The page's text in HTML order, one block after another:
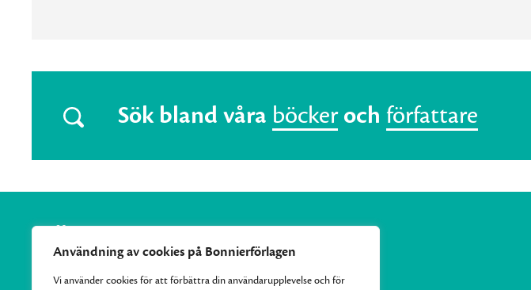
Användning av cookies på Bonnierförlagen
Vi använder cookies för att förbättra din användarupplevelse och för
Sök bland våra böcker och författare